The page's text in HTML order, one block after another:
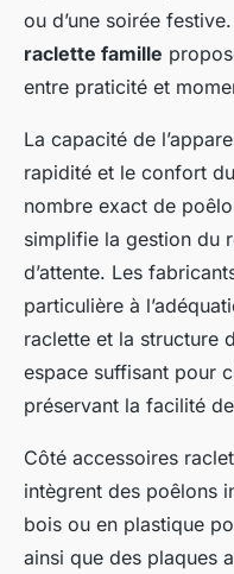
ou d’une soirée
raclette famille
entre praticité et
La capacité de
rapidité et le confort
nombre exact de
simplifie la gestion du
d’attente. Les
particulière à
raclette et la structure
espace suffisant pour
préservant la facilité
Côté accessoires
intègrent des poêlons
bois ou en plastique
ainsi que des plaques